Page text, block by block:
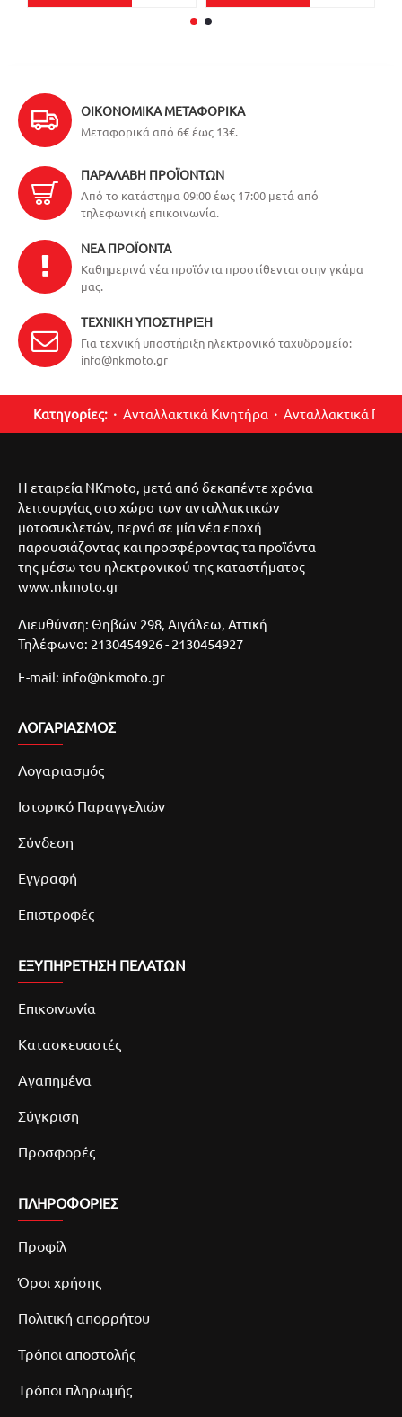
ΟΙΚΟΝΟΜΙΚΆ ΜΕΤΑΦΟΡΙΚΆ
Μεταφορικά από 6€ έως 13€.
ΠΑΡΑΛΑΒΉ ΠΡΟΪΌΝΤΩΝ
Από το κατάστημα 09:00 έως 17:00 μετά από
τηλεφωνική επικοινωνία.
ΝΈΑ ΠΡΟΪΌΝΤΑ
Καθημερινά νέα προϊόντα προστίθενται στην γκάμα
μας.
ΤΕΧΝΙΚΉ ΥΠΟΣΤΉΡΙΞΗ
Για τεχνική υποστήριξη ηλεκτρονικό ταχυδρομείο:
info@nkmoto.gr
Κατηγορίες: Ανταλλακτικά Κινητήρα Ανταλλακτικά
Η εταιρεία NKmoto, μετά από δεκαπέντε χρόνια
λειτουργίας στο χώρο των ανταλλακτικών
μοτοσυκλετών, περνά σε μία νέα εποχή
παρουσιάζοντας και προσφέροντας τα προϊόντα
της μέσω του ηλεκτρονικού της καταστήματος
www.nkmoto.gr
Διευθύνση: Θηβών 298, Αιγάλεω, Αττική
Τηλέφωνο: 2130454926 - 2130454927
E-mail: info@nkmoto.gr
ΛΟΓΑΡΙΑΣΜΌΣ
Λογαριασμός
Ιστορικό Παραγγελιών
Σύνδεση
Εγγραφή
Επιστροφές
ΕΞΥΠΗΡΕΤΗΣΗ ΠΕΛΑΤΩΝ
Επικοινωνία
Κατασκευαστές
Αγαπημένα
Σύγκριση
Προσφορές
ΠΛΗΡΟΦΟΡΙΕΣ
Προφίλ
Όροι χρήσης
Πολιτική απορρήτου
Τρόποι αποστολής
Τρόποι πληρωμής